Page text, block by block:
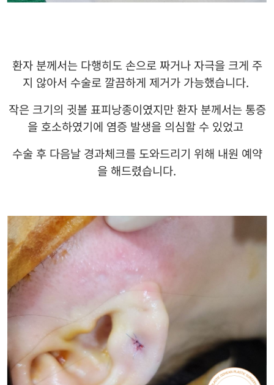
환자 분께서는 다행히도 손으로 짜거나 자극을 크게 주
지 않아서 수술로 깔끔하게 제거가 가능했습니다.
작은 크기의 귓볼 표피낭종이였지만 환자 분께서는 통증
을 호소하였기에 염증 발생을 의심할 수 있었고
수술 후 다음날 경과체크를 도와드리기 위해 내원 예약
을 해드렸습니다.